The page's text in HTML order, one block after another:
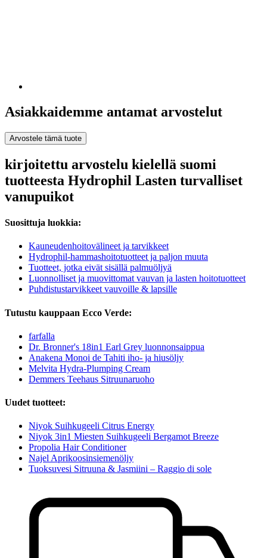
Asiakkaidemme antamat arvostelut
Arvostele tämä tuote
kirjoitettu arvostelu kielellä suomi
tuotteesta Hydrophil Lasten turvalliset
vanupuikot
Suosittuja luokkia:
Kauneudenhoitovälineet ja tarvikkeet
Hydrophil-hammashoitotuotteet ja paljon muuta
Tuotteet, jotka eivät sisällä palmuöljyä
Luonnolliset ja muovittomat vauvan ja lasten hoitotuotteet
Puhdistustarvikkeet vauvoille & lapsille
Tutustu kauppaan Ecco Verde:
farfalla
Dr. Bronner's 18in1 Earl Grey luonnonsaippua
Anakena Monoi de Tahiti iho- ja hiusöljy
Melvita Hydra-Plumping Cream
Demmers Teehaus Sitruunaruoho
Uudet tuotteet:
Niyok Suihkugeeli Citrus Energy
Niyok 3in1 Miesten Suihkugeeli Bergamot Breeze
Propolia Hair Conditioner
Najel Aprikoosinsiemenöljy
Tuoksuvesi Sitruuna & Jasmiini – Raggio di sole